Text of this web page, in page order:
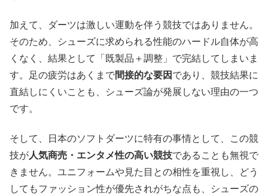
加えて、ダーツは激しい運動を伴う競技ではありません。
そのため、シューズに求められる性能のハードル自体が高
くなく、結果として「既製品＋調整」で完結してしまいま
す。足の疲労はあくまで間接的な要因 であり、競技結果に
直結しにくいことも、シューズ論が発展しない理由の一つ
です。
そして、日本のソフトダーツに特有の事情として、この競
技が人気商売・エンタメ性の高い競技であることも無視で
きません。ユニフォームや見た目との相性を重視し、どう
してもファッション性が優先されがちな点も、シューズの